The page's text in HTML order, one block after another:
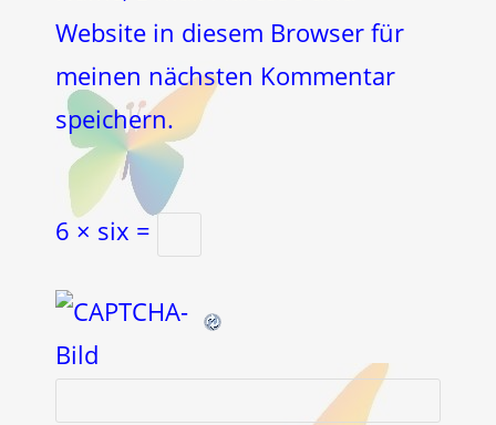
(optional)
Website in diesem Browser für
meinen nächsten Kommentar
speichern.
6 × six =